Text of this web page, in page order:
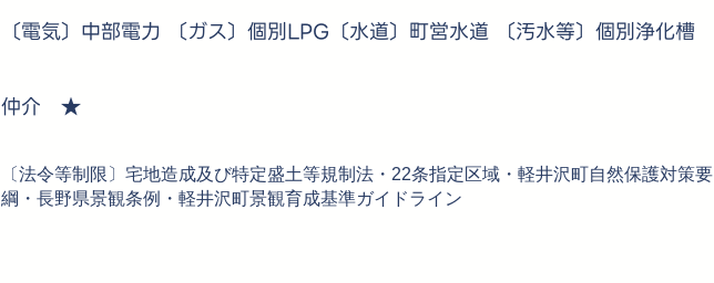
〔電気〕中部電力 〔ガス〕個別LPG〔水道〕町営水道 〔汚水等〕個別浄化槽
仲介 ★
〔法令等制限〕宅地造成及び特定盛土等規制法・22条指定区域・軽井沢町自然保護対策要
綱・長野県景観条例・軽井沢町景観育成基準ガイドライン